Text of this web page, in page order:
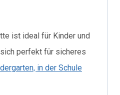
ist ideal für Kinder und
perfekt für sicheres
in der Schule